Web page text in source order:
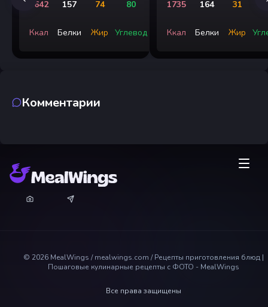
1642
Ккал
157
Белки
74
Жир
80
Углевод
1735
Ккал
164
Белки
31
Жир
Комментарии
© 2026 MealWings / mealwings.com /Рецепты приготовления блюд |
Пошаговые кулинарные рецепты с ФОТО - MealWings
Все права защищены